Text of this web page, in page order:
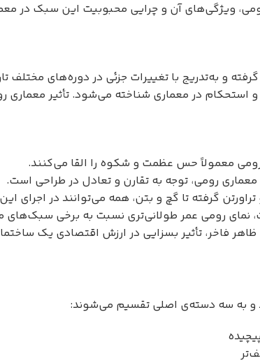
ویژگی‌های آن و چرایی محبوبیت این سبک در
و به‌تدریج با تغییرات جزئی در دوره‌های
استحکام در معماری شناخته می‌شود. تأثیر
معمولاً حس عظمت و شکوه را القا می‌کنند.
رومی، توجه به تقارن و تعادل در طراحی است.
گرفته تا گچ و بتن، همه می‌توانند در اجرای این
نمای رومی عمر طولانی‌تری نسبت به برخی سبک‌های
فاخر، تأثیر بسزایی در ارزش اقتصادی یک
و به سه دسته‌ی اصلی تقسیم می‌شوند: